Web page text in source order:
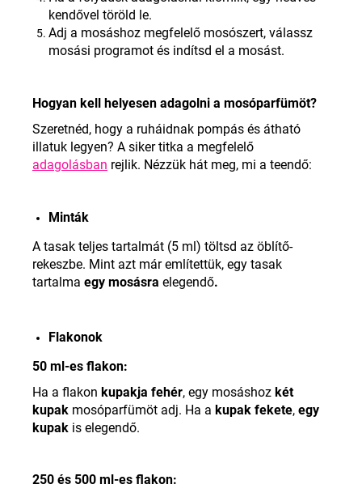
kendővel töröld le.
Adj a mosáshoz megfelelő mosószert, válassz
mosási programot és indítsd el a mosást.
Hogyan kell helyesen adagolni a mosóparfümöt?
Szeretnéd, hogy a ruháidnak pompás és átható
illatuk legyen? A siker titka a megfelelő
adagolásban rejlik. Nézzük hát meg, mi a teendő:
Minták
A tasak teljes tartalmát (5 ml) töltsd az öblítő-
rekeszbe. Mint azt már említettük, egy tasak
tartalma egy mosásra elegendő.
Flakonok
50 ml-es flakon:
Ha a flakon kupakja fehér, egy mosáshoz két
kupak mosóparfümöt adj. Ha a kupak fekete, egy
kupak is elegendő.
250 és 500 ml-es flakon: